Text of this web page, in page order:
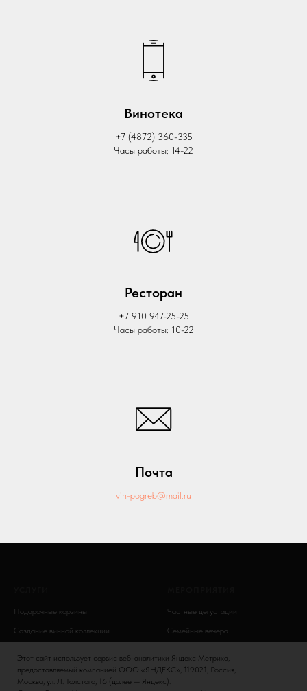
Винотека
+7 (4872) 360-335
Часы работы: 14-22
Ресторан
+7 910 947-25-25
Часы работы: 10-22
Почта
vin-pogreb@mail.ru
Этот сайт использует сервис веб-аналитики Яндекс Метрика,
предоставляемый компанией ООО «ЯНДЕКС», 119021, Россия,
Москва, ул. Л. Толстого, 16 (далее — Яндекс).
Подарочные корзины
Создание винной коллекции
Частные дегустации
Семейные вечера
Дни рождения